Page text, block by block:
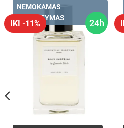
24h
IKI -11%
NEMOKAMAS
PRISTATYMAS